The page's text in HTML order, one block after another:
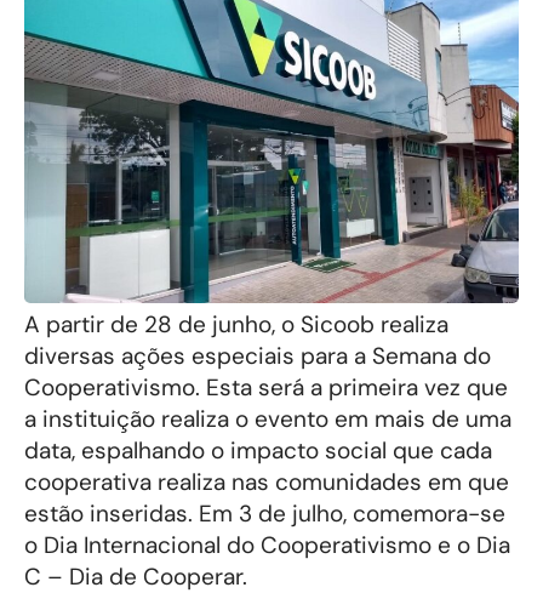
A partir de 28 de junho, o Sicoob realiza
diversas ações especiais para a Semana do
Cooperativismo. Esta será a primeira vez que
a instituição realiza o evento em mais de uma
data, espalhando o impacto social que cada
cooperativa realiza nas comunidades em que
estão inseridas. Em 3 de julho, comemora-se
o Dia Internacional do Cooperativismo e o Dia
C – Dia de Cooperar.